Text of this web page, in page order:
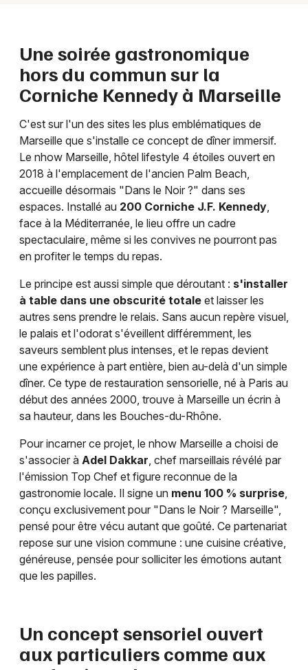
Une soirée gastronomique
hors du commun sur la
Corniche Kennedy à Marseille
C'est sur l'un des sites les plus emblématiques de
Marseille que s'installe ce concept de dîner immersif.
Le nhow Marseille, hôtel lifestyle 4 étoiles ouvert en
2018 à l'emplacement de l'ancien Palm Beach,
accueille désormais "Dans le Noir ?" dans ses
espaces. Installé au 200 Corniche J.F. Kennedy
face à la Méditerranée, le lieu offre un cadre
spectaculaire, même si les convives ne pourront pas
en profiter le temps du repas.
Le principe est aussi simple que déroutant : s'installer
à table dans une obscurité totale et laisser les
autres sens prendre le relais. Sans aucun repère visuel,
le palais et l'odorat s'éveillent différemment, les
saveurs semblent plus intenses, et le repas devient
une expérience à part entière, bien au-delà d'un simple
dîner. Ce type de restauration sensorielle, né à Paris au
début des années 2000, trouve à Marseille un écrin à
sa hauteur, dans les Bouches-du-Rhône.
Pour incarner ce projet, le nhow Marseille a choisi de
s'associer à Adel Dakkar , chef marseillais révélé par
l'émission Top Chef et figure reconnue de la
gastronomie locale. Il signe un menu 100 % surprise
conçu exclusivement pour "Dans le Noir ? Marseille",
pensé pour être vécu autant que goûté. Ce partenariat
repose sur une vision commune : une cuisine créative,
généreuse, pensée pour solliciter les émotions autant
que les papilles.
Un concept sensoriel ouvert
aux particuliers comme aux